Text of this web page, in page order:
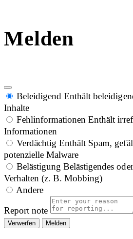
Melden
Beleidigend Enthält
Inhalte
Fehlinformationen Enthält
Informationen
Verdächtig Enthält Spam,
potenzielle Malware
Belästigung Belästigendes
Verhalten (z. B. Mobbing)
Andere
Report note
Melden